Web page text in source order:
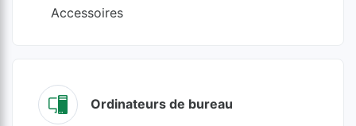
Accessoires
Ordinateurs de bureau